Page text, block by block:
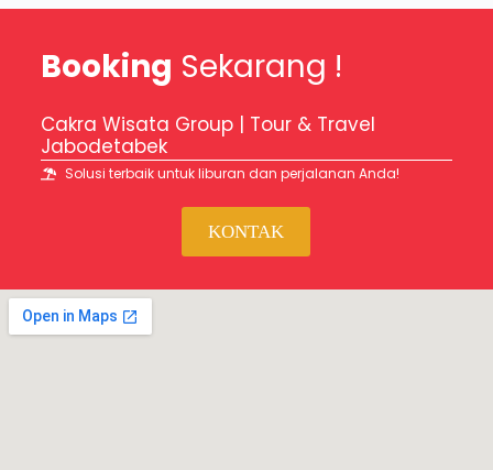
Booking Sekarang !
Cakra Wisata Group | Tour & Travel
Jabodetabek
Solusi terbaik untuk liburan dan perjalanan Anda!
KONTAK